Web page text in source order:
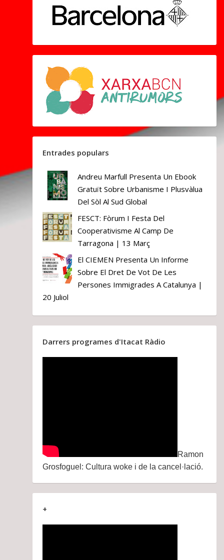
Entrades populars
Andreu Marfull Presenta Un Ebook
Gratuït Sobre Urbanisme I Plusvàlua
Del Sòl Al Sud Global
FESCT: Fòrum I Festa Del
Cooperativisme Al Camp De
Tarragona | 13 Març
El CIEMEN Presenta Un Informe
Sobre El Dret De Vot De Les
Persones Immigrades A Catalunya |
20 Juliol
Darrers programes d'Itacat Ràdio
Ramon
Grosfoguel: Cultura woke i de la cancel·lació.
+